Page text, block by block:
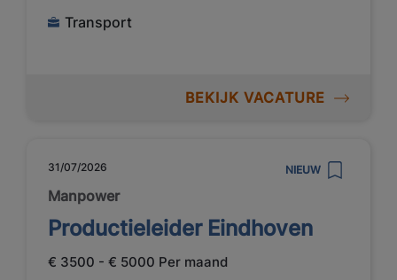
Transport
BEKIJK VACATURE
31/07/2026 NIEUW
Manpower
Productieleider Eindhoven
€ 3500 - € 5000 Per maand